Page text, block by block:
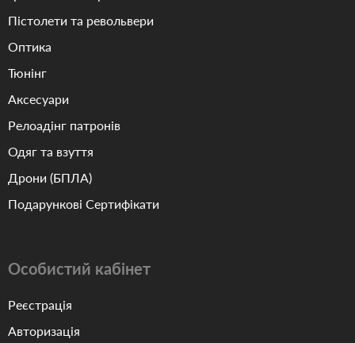
Пістолети та револьвери
Оптика
Тюнінг
Аксесуари
Релоадінг патронів
Одяг та взуття
Дрони (БПЛА)
Подарункові Сертифікати
Особистий кабінет
Реєстрація
Авторизація